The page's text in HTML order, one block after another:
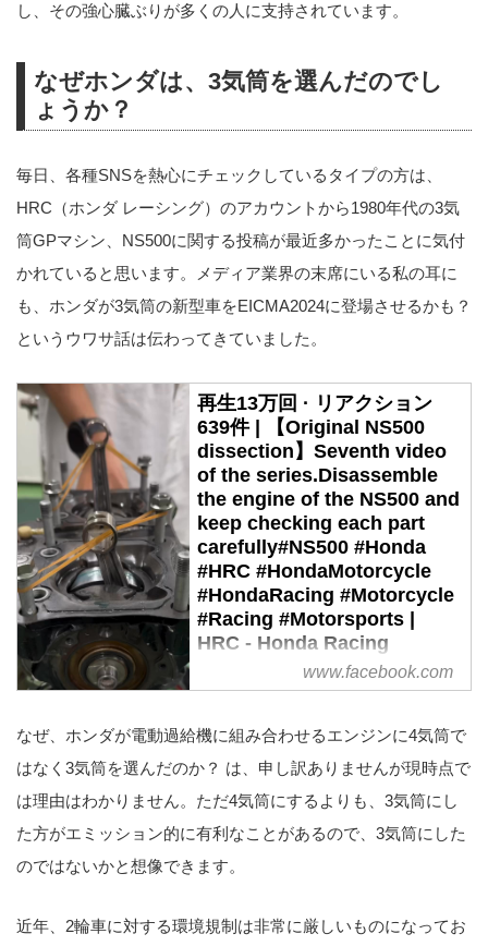
し、その強心臓ぶりが多くの人に支持されています。
なぜホンダは、3気筒を選んだのでし
ょうか？
毎日、各種SNSを熱心にチェックしているタイプの方は、
HRC（ホンダ レーシング）のアカウントから1980年代の3気
筒GPマシン、NS500に関する投稿が最近多かったことに気付
かれていると思います。メディア業界の末席にいる私の耳に
も、ホンダが3気筒の新型車をEICMA2024に登場させるかも？
というウワサ話は伝わってきていました。
再生13万回 · リアクション
639件 | 【Original NS500
dissection】Seventh video
of the series.Disassemble
the engine of the NS500 and
keep checking each part
carefully#NS500 #Honda
#HRC #HondaMotorcycle
#HondaRacing #Motorcycle
#Racing #Motorsports |
HRC - Honda Racing
Corporationwww.facebook.com
なぜ、ホンダが電動過給機に組み合わせるエンジンに4気筒で
はなく3気筒を選んだのか？ は、申し訳ありませんが現時点で
は理由はわかりません。ただ4気筒にするよりも、3気筒にし
た方がエミッション的に有利なことがあるので、3気筒にした
のではないかと想像できます。
近年、2輪車に対する環境規制は非常に厳しいものになってお